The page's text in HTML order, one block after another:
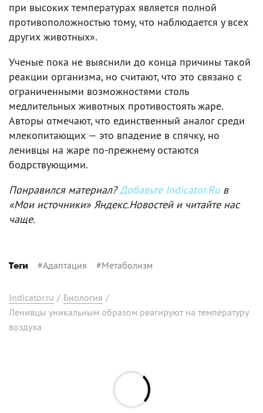
при высоких температурах является полной
противоположностью тому, что наблюдается у всех
других животных».
Ученые пока не выяснили до конца причины такой
реакции организма, но считают, что это связано с
ограниченными возможностями столь
медлительных животных противостоять жаре.
Авторы отмечают, что единственный аналог среди
млекопитающих — это впадение в спячку, но
ленивцы на жаре по-прежнему остаются
бодрствующими.
Понравился материал?Добавьте Indicator.Ruв
«Мои источники» Яндекс.Новостей и читайте нас
чаще.
Теги #Адаптация #Метаболизм
Indicator.ru / Биология /
Ленивцы уникальным образом реагируют на температуру
воздуха